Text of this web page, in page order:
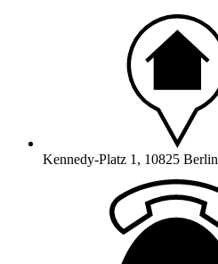
Kennedy-Platz 1, 10825 Berlin